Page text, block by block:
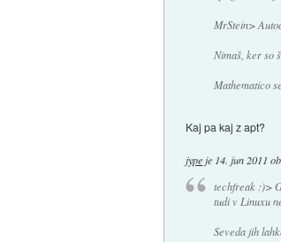
MrStein>
Nimaš, ker so
Mathematico
Kaj pa kaj z apt?
jype je 14. jun 2011
techfreak :)>
tudi v Linuxu
Seveda jih